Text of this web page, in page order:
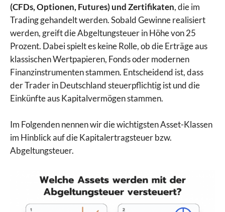
(CFDs, Optionen, Futures) und Zertifikaten, die im
Trading gehandelt werden. Sobald Gewinne realisiert
werden, greift die Abgeltungsteuer in Höhe von 25
Prozent. Dabei spielt es keine Rolle, ob die Erträge aus
klassischen Wertpapieren, Fonds oder modernen
Finanzinstrumenten stammen. Entscheidend ist, dass
der Trader in Deutschland steuerpflichtig ist und die
Einkünfte aus Kapitalvermögen stammen.
Im Folgenden nennen wir die wichtigsten Asset-Klassen
im Hinblick auf die Kapitalertragsteuer bzw.
Abgeltungsteuer.